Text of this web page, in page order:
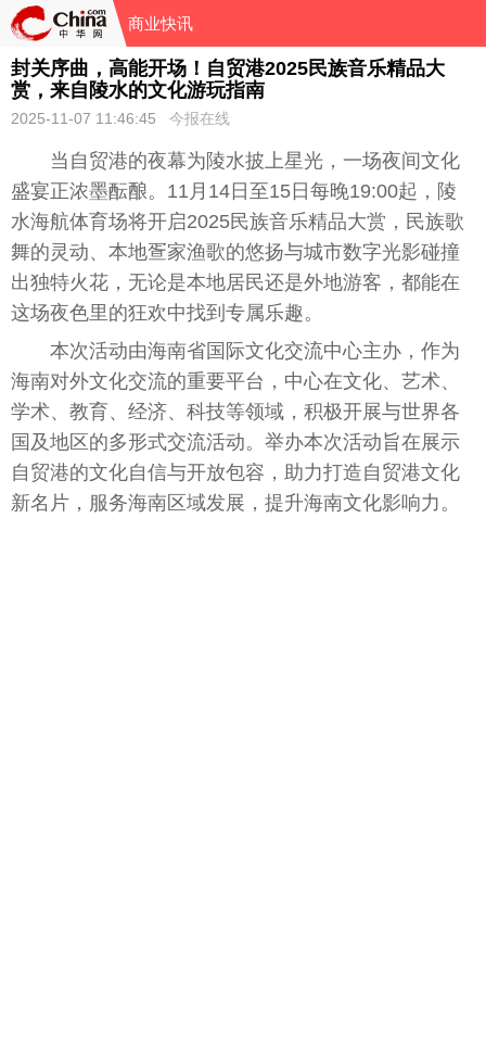
商业快讯
封关序曲，高能开场！自贸港2025民族音乐精品大
赏，来自陵水的文化游玩指南
2025-11-07 11:46:45 今报在线
当自贸港的夜幕为陵水披上星光，一场夜间文化
盛宴正浓墨酝酿。11月14日至15日每晚19:00起，陵
水海航体育场将开启2025民族音乐精品大赏，民族歌
舞的灵动、本地疍家渔歌的悠扬与城市数字光影碰撞
出独特火花，无论是本地居民还是外地游客，都能在
这场夜色里的狂欢中找到专属乐趣。
本次活动由海南省国际文化交流中心主办，作为
海南对外文化交流的重要平台 ，中心在文化、艺术、
学术、教育、经济、科技等领域，积极开展与世界各
国及地区的多形式交流活动。举办本次活动旨在展示
自贸港的文化自信与开放包容，助力打造自贸港文化
新名片，服务海南区域发展，提升海南文化影响力。